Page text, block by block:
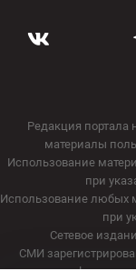
Редакция портала
материалы
Использование
при
Использование любых
при
Сетевое
СМИ